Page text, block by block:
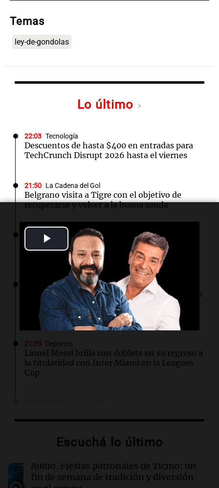
Play
Video
Temas
ley-de-gondolas
Lo último
22:03 Tecnología
Descuentos de hasta $400 en entradas para
TechCrunch Disrupt 2026 hasta el viernes
21:50 La Cadena del Gol
Belgrano visita a Tigre con el objetivo de
recuperarse y volver a la buena senda
Boca Juniors
Ascacíbar se emocionó tras hacer un gol ante
Estudiantes: "Tuve muchas sensaciones"
Sociedad
Candela Arizaga se pronuncia tras la denuncia
contra Facundo Moyano: "Tengo errores
como cualquiera"
21:39 Deportes
Lionel Messi brilla con doblete en su regreso a
la titularidad con Inter Miami en la Leagues
Cup
San Juan para fortalecer a largo plazo el
21:29 Ciencia
Descubren un enorme sistema de magma
oculto bajo la Toscana que podría transformar
Escuchá lo último
Audio. Fiestas patronales de Ticino: un
fin de semana de tradición y diversión